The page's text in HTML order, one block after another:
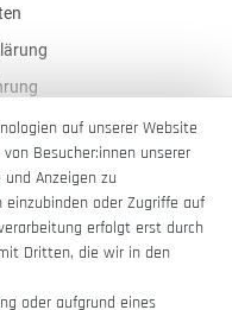
auf unserer Website
Besucher:innen unserer
Anzeigen zu
oder Zugriffe auf
erfolgt erst durch
Dritten, die wir in den
oder aufgrund eines